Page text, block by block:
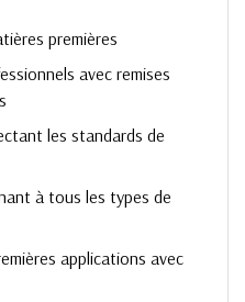
premières
avec remises
les standards de
à tous les types de
applications avec